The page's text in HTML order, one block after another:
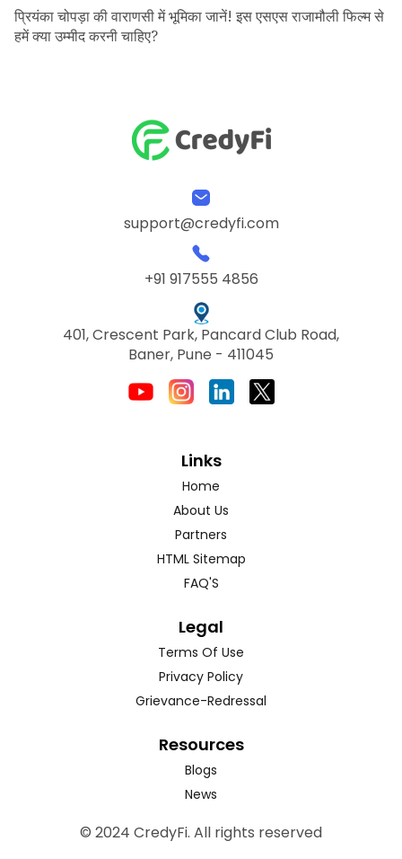
प्रियंका चोपड़ा की वाराणसी में भूमिका जानें! इस एसएस राजामौली फिल्म से
हमें क्या उम्मीद करनी चाहिए?
support@credyfi.com
+91 917555 4856
401, Crescent Park, Pancard Club Road,
Baner, Pune - 411045
Links
Home
About Us
Partners
HTML Sitemap
FAQ'S
Legal
Terms Of Use
Privacy Policy
Grievance-Redressal
Resources
Blogs
News
© 2024 CredyFi. All rights reserved